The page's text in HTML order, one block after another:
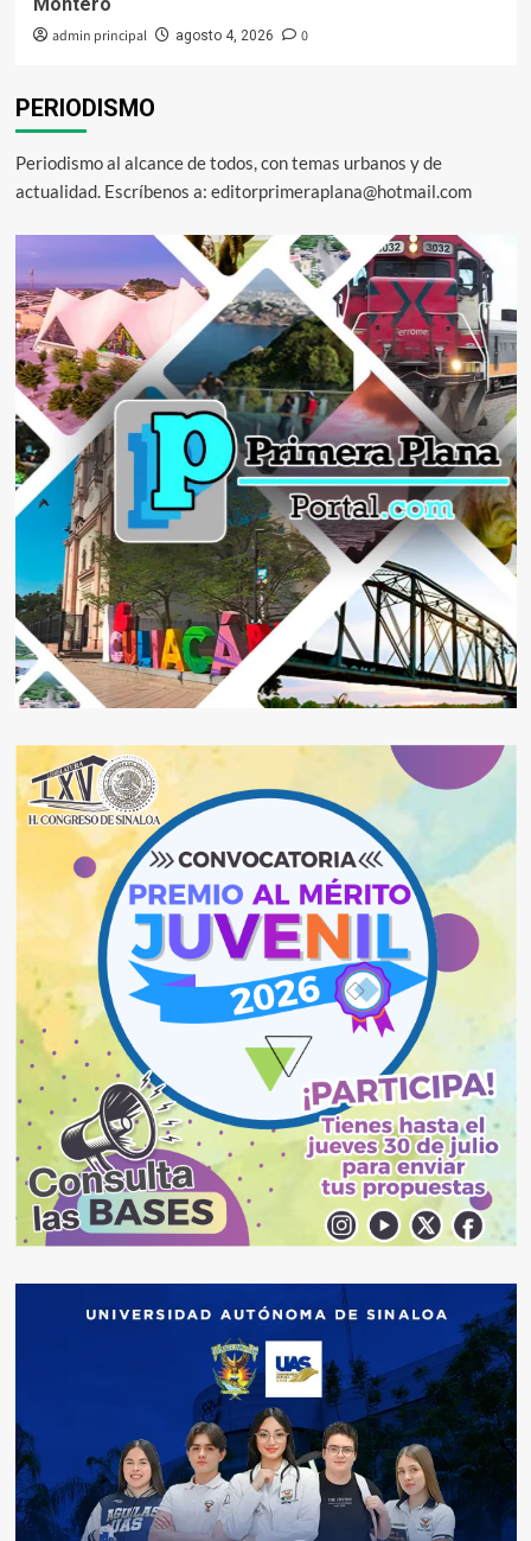
admin principal agosto 4, 2026 0
PERIODISMO
Periodismo al alcance de todos, con temas urbanos y de
actualidad. Escríbenos a: editorprimeraplana@hotmail.com